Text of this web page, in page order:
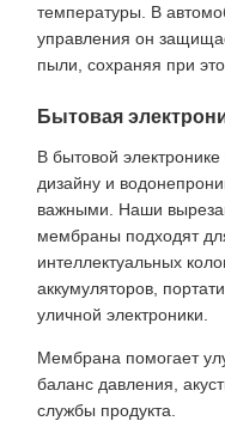
температуры. В
управления он
пыли, сохраняя при
Бытовая
В бытовой
дизайну и
важными. Наши
мембраны подходят
интеллектуальных
аккумуляторов,
уличной электроники.
Мембрана помогает
баланс давления,
службы продукта.